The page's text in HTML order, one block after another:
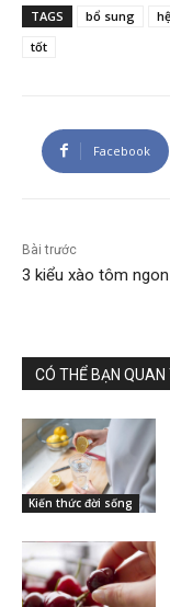
TAGS bổ sung
tốt
Facebook
Bài trước
3 kiểu xào tôm
CÓ THỂ BẠN QUAN
Kiến thức đời sống